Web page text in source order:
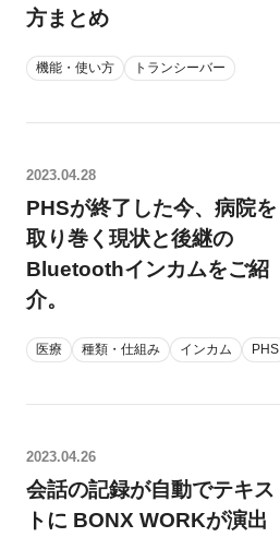
方まとめ
機能・使い方 トランシーバー
2023.04.28
PHSが終了した今、病院を
取り巻く現状と後継の
Bluetoothインカムをご紹
介。
医療 種類・仕組み インカム PHS
2023.04.26
会話の記録が自動でテキス
トに BONX WORKが演出